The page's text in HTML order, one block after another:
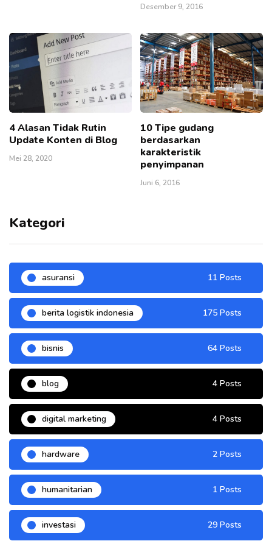
Desember 9, 2016
4 Alasan Tidak Rutin
Update Konten di Blog
Mei 28, 2020
10 Tipe gudang
berdasarkan
karakteristik
penyimpanan
Juni 6, 2016
Kategori
asuransi 11 Posts
berita logistik indonesia 175 Posts
bisnis 64 Posts
blog 4 Posts
digital marketing 4 Posts
hardware 2 Posts
humanitarian 1 Posts
investasi 29 Posts